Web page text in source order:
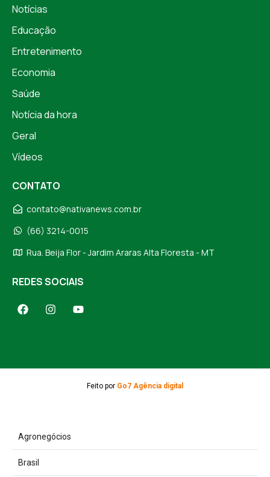
Notícias
Educação
Entretenimento
Economia
Saúde
Notícia da hora
Geral
Vídeos
CONTATO
contato@nativanews.com.br
(66) 3214-0015
Rua. Beija Flor - Jardim Araras Alta Floresta - MT
REDES SOCIAIS
Feito por Go7 Agência digital
Agronegócios
Brasil